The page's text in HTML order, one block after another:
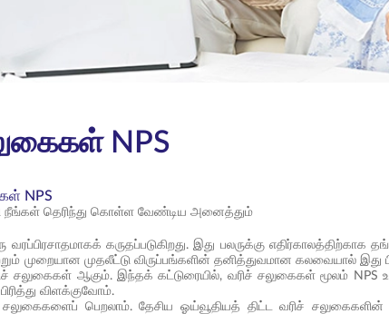
NPS
NPS
நீங்கள் தெரிந்து கொள்ள வேண்டிய அனைத்தும்
வரப்பிரசாதமாகக் கருதப்படுகிறது. இது பலருக்கு
முறையான முதலீட்டு விருப்பங்களின் தனித்துவமான கலவையால்
சலுகைகள் ஆகும். இந்தக் கட்டுரையில், வரிச் சலுகைகள் மூலம் NPS
விளக்குவோம்.
சலுகைகளைப் பெறலாம். தேசிய ஓய்வூதியத் திட்ட வரிச்